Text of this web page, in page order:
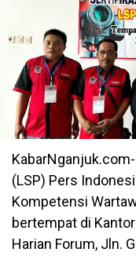
(LSP) Pers
Kompetensi
bertempat di
Harian Forum, Jln.